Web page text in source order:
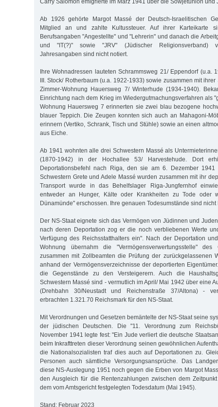
Ab 1926 gehörte Margot Massé der Deutsch-Israelitischen
Mitglied an und zahlte Kultussteuer. Auf ihrer Karteikarte
Berufsangaben "Angestellte" und "Lehrerin" und danach die
und "IT(?)" sowie "JRV" (Jüdischer Religionsverband)
Jahresangaben sind nicht notiert.
Ihre Wohnadressen lauteten Schrammsweg 21/ Eppendorf (u.a.
III. Stock/ Rotherbaum (u.a. 1922-1933) sowie zusammen mit
Zimmer-Wohnung Hauersweg 7/ Winterhude (1934-1940).
Einrichtung nach dem Krieg im Wiedergutmachungsverfahren als
Wohnung Hauersweg 7 erinnerten sie zwei blau bezogene
blauer Teppich. Die Zeugen konnten sich auch an Mahagoni-
erinnern (Vertiko, Schrank, Tisch und Stühle) sowie an einen
aus Eiche.
Ab 1941 wohnten alle drei Schwestern Massé als
(1870-1942) in der Hochallee 53/ Harvestehude. Dort
Deportationsbefehl nach Riga, den sie am 6. Dezember 1941
Schwestern Grete und Adele Massé wurden zusammen mit ihr
Transport wurde in das Behelfslager Riga-Jungfernhof
entweder an Hunger, Kälte oder Krankheiten zu Tode oder
Dünamünde" erschossen. Ihre genauen Todesumstände sind nicht
Der NS-Staat eignete sich das Vermögen von Jüdinnen und
nach deren Deportation zog er die noch verbliebenen Werte
Verfügung des Reichsstatthalters ein". Nach der Deportation
Wohnung übernahm die "Vermögensverwertungsstelle" des
zusammen mit Zollbeamten die Prüfung der zurückgelassenen
anhand der Vermögensverzeichnisse der deportierten
die Gegenstände zu den Versteigerern. Auch die
Schwestern Massé sind - vermutlich im April/ Mai 1942 über eine
(Drehbahn 30/Neustadt und Reichenstraße 37/Altona) -
erbrachten 1.321.70 Reichsmark für den NS-Staat.
Mit Verordnungen und Gesetzen bemäntelte der NS-Staat seine
der jüdischen Deutschen. Die "11. Verordnung zum
November 1941 legte fest: "Ein Jude verliert die deutsche
beim Inkrafttreten dieser Verordnung seinen gewöhnlichen
die Nationalsozialisten traf dies auch auf Deportationen zu.
Personen auch sämtliche Versorgungsansprüche. Das
diese NS-Auslegung 1951 noch gegen die Erben von Margot
den Ausgleich für die Rentenzahlungen zwischen dem
dem vom Amtsgericht festgelegten Todesdatum (Mai 1945).
Stand: Februar 2023